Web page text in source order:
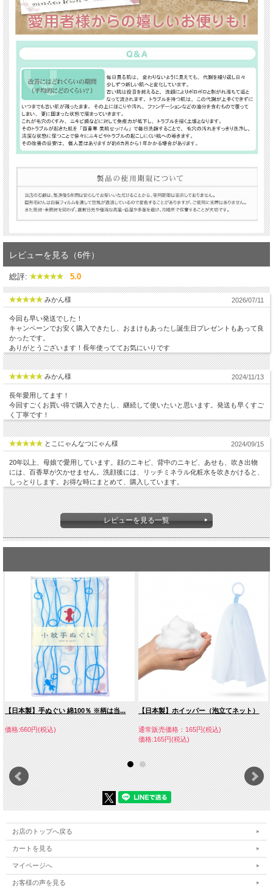
レビューを見る（6件）
総評: 5.0
みかん様 2026/07/11
今回も早い発送でした！
キャンペーンでお安く購入できたし、おまけもあったし誕生日プレゼントもあって良
かったです。
ありがとうございます！長年使っててお気にいりです
みかん様 2024/11/13
長年愛用してます！
今回すごくお買い得で購入できたし、継続して使いたいと思います。発送も早くすご
く丁寧です！
とこにゃんなつにゃん様 2024/09/15
20年以上、母娘で愛用しています。顔のニキビ、背中のニキビ、あせも、吹き出物
には、百香草が欠かせません。洗顔後には、リッチミネラル化粧水を吹きかけると、
しっとりします。お得な時にまとめて、購入しています。
レビューを見る一覧
【日本製】手ぬぐい 綿100％ ※柄は当...
価格:660円(税込)
【日本製】ホイッパー（泡立てネット）
通常販売価格：165円(税込)
価格:165円(税込)
お店のトップへ戻る
カートを見る
マイページへ
お客様の声を見る